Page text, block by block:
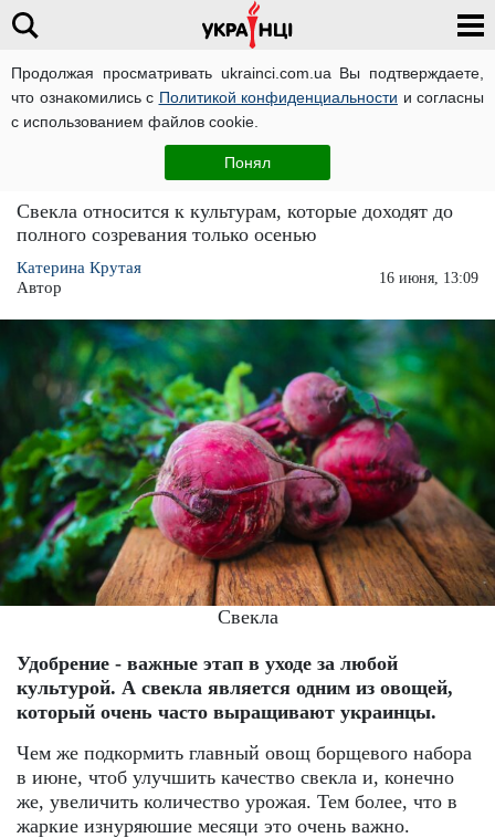
Продолжая просматривать ukrainci.com.ua Вы подтверждаете,
что ознакомились с Политикой конфиденциальности и согласны
с использованием файлов cookie.
Понял
Обязательно подкормите этим свекла в
июне: 2 варианта для сохранения урожая
Свекла относится к культурам, которые доходят до
полного созревания только осенью
Катерина Крутая
Автор
16 июня, 13:09
Свекла
Удобрение - важные этап в уходе за любой
культурой. А свекла является одним из овощей,
который очень часто выращивают украинцы.
Чем же подкормить главный овощ борщевого набора
в июне, чтоб улучшить качество свекла и, конечно
же, увеличить количество урожая. Тем более, что в
жаркие изнуряюшие месяци это очень важно.